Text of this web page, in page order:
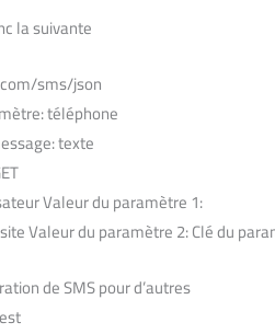
la suivante
sms/json
téléphone
texte
Valeur du paramètre 1:
Valeur du paramètre 2: Clé du
de SMS pour d’autres